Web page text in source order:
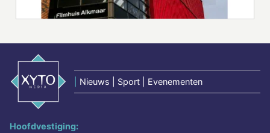
Nieuws | Sport | Evenementen
Hoofdvestiging: